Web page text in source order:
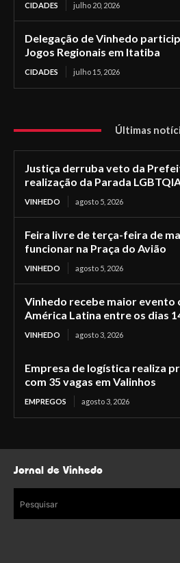
CIDADES julho 20, 2026
Delegação de Vinhedo
Jogos Regionais em Itatiba
CIDADES julho 15, 2026
Últimas
Justiça derruba veto da
realização da Parada
VINHEDO agosto 5, 2026
Feira livre de terça-feira de
funcionar na Praça do Avião
VINHEDO agosto 5, 2026
Vinhedo recebe maior evento
América Latina entre os dias
VINHEDO agosto 3, 2026
Empresa de logística realiza
com 35 vagas em Valinhos
EMPREGOS agosto 3, 2026
Jornal de Vinhedo
Pesquisar